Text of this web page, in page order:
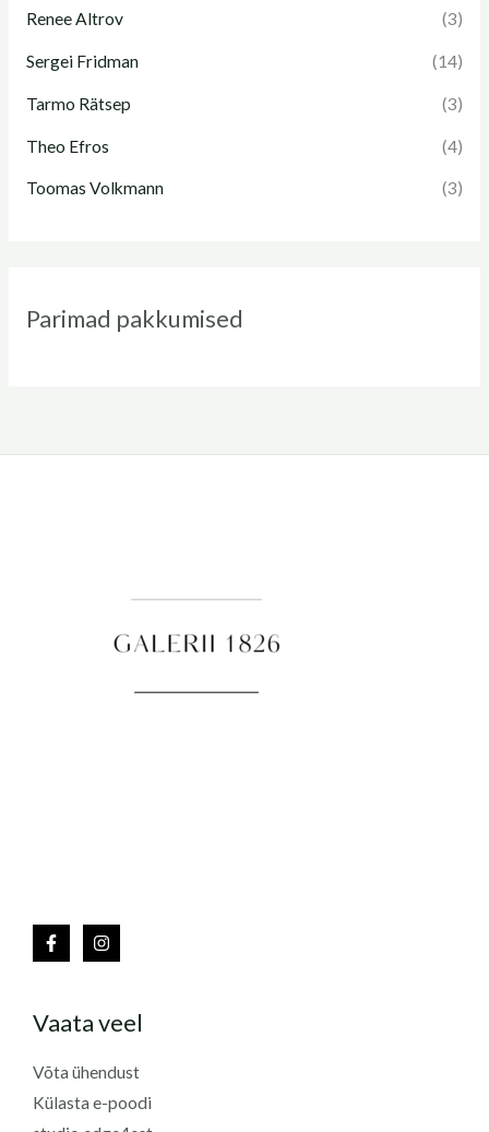
Renee Altrov (3)
Sergei Fridman (14)
Tarmo Rätsep (3)
Theo Efros (4)
Toomas Volkmann (3)
Parimad pakkumised
Vaata veel
Võta ühendust
Külasta e-poodi